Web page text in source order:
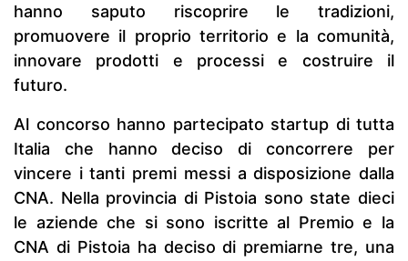
hanno saputo riscoprire le tradizioni,
promuovere il proprio territorio e la comunità,
innovare prodotti e processi e costruire il
futuro.
Al concorso hanno partecipato startup di tutta
Italia che hanno deciso di concorrere per
vincere i tanti premi messi a disposizione dalla
CNA. Nella provincia di Pistoia sono state dieci
le aziende che si sono iscritte al Premio e la
CNA di Pistoia ha deciso di premiarne tre, una